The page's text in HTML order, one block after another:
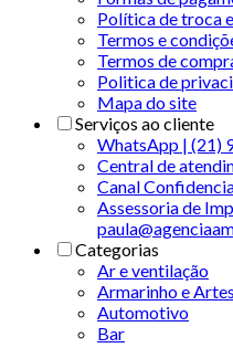
Política de troca
Termos e
Termos de
Politica de
Mapa do site
Serviços ao cliente
WhatsApp | (21)
Central de
Canal
Assessoria de
Categorias
Ar e ventilação
Armarinho e
Automotivo
Bar